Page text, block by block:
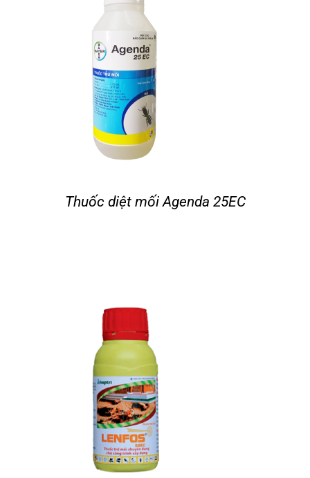
Thuốc diệt mối Agenda 25EC